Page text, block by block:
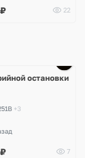
₽ 22
остановки
+3
₽ 7